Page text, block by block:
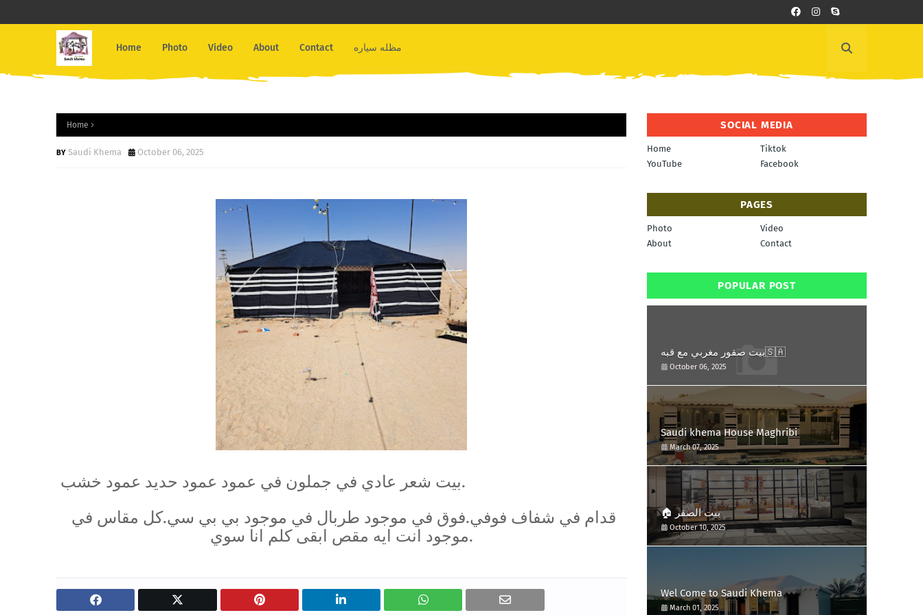
Home Photo Video About Contact مظله سياره
Home
Saudi Khema October 06, 2025
بيت شعر عادي في جملون في عمود عمود حديد عمود خشب.
موجود انت ايه مقص ابقى كلم انا سوي.
SOCIAL MEDIA
Home
Tiktok
YouTube
Facebook
PAGES
Photo
Video
About
Contact
POPULAR POST
بيت صقور مغربي مع قبه🇸🇦
October 06, 2025
Saudi khema House Maghribi
March 07, 2025
🏠 بيت الصقر
October 10, 2025
Wel Come to Saudi Khema
March 01, 2025